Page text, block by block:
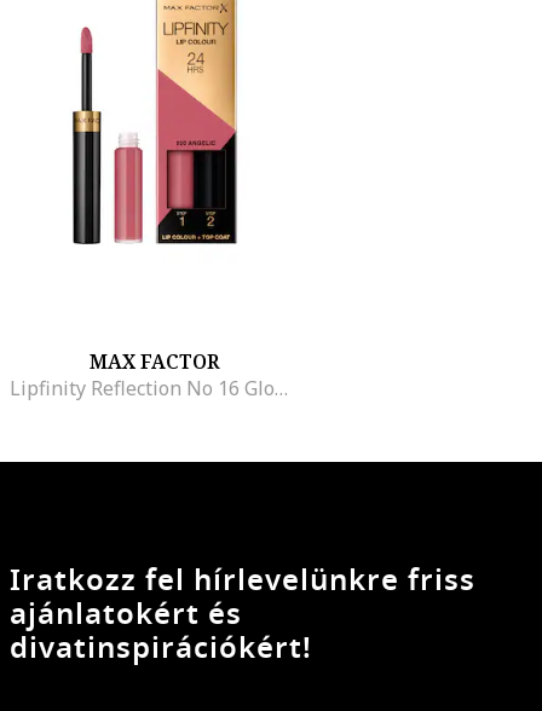
MAX FACTOR
Lipfinity Reflection No 16 Glowing ajakrúzs, Angelic
Iratkozz fel hírlevelünkre friss
ajánlatokért és
divatinspirációkért!